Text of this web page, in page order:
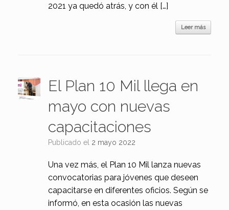
2021 ya quedó atrás, y con él […]
Leer más
El Plan 10 Mil llega en
mayo con nuevas
capacitaciones
Publicado el 2 mayo 2022
Una vez más, el Plan 10 Mil lanza nuevas
convocatorias para jóvenes que deseen
capacitarse en diferentes oficios. Según se
informó, en esta ocasión las nuevas